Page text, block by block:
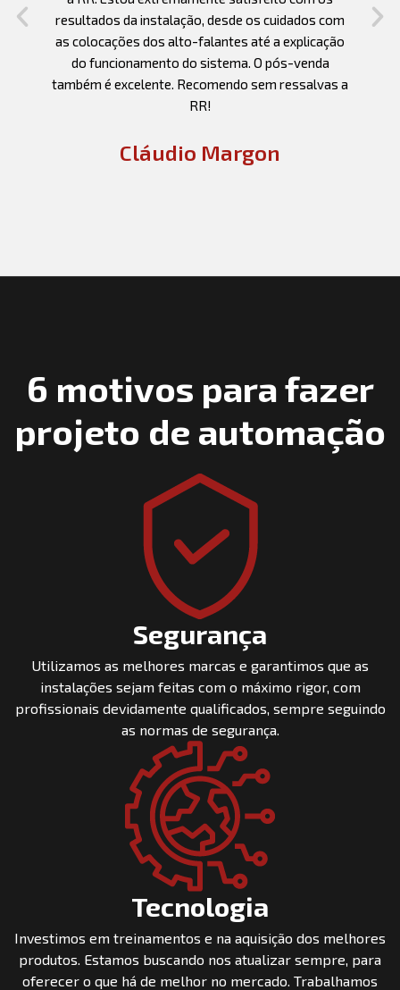
resultados da instalação, desde os cuidados com
as colocações dos alto-falantes até a explicação
do funcionamento do sistema. O pós-venda
também é excelente. Recomendo sem ressalvas a
RR!
Cláudio Margon
6 motivos para fazer
projeto de automação
Segurança
Utilizamos as melhores marcas e garantimos que as
instalações sejam feitas com o máximo rigor, com
profissionais devidamente qualificados, sempre seguindo
as normas de segurança.
Tecnologia
Investimos em treinamentos e na aquisição dos melhores
produtos. Estamos buscando nos atualizar sempre, para
oferecer o que há de melhor no mercado. Trabalhamos